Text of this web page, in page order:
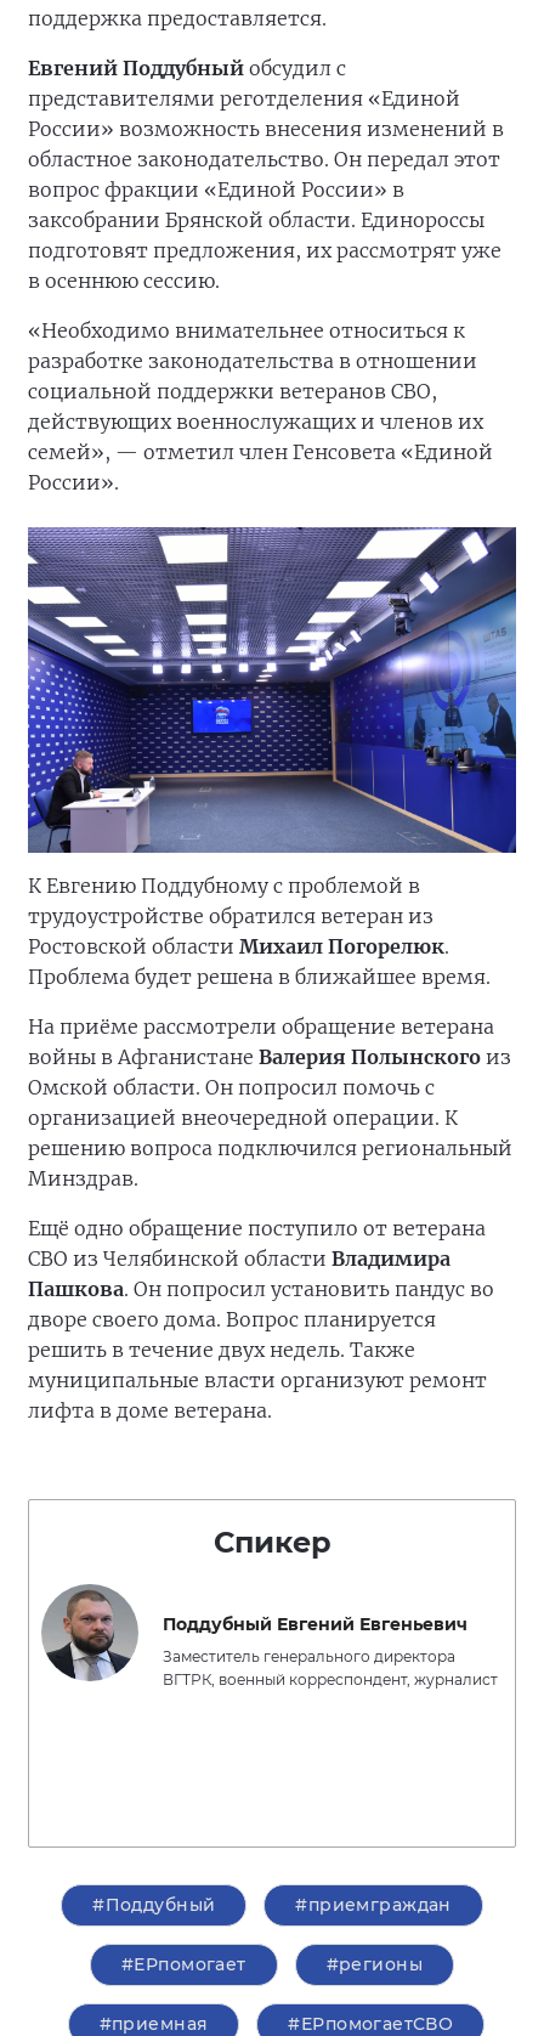
поддержка предоставляется.
Евгений Поддубный обсудил с
представителями реготделения «Единой
России» возможность внесения изменений в
областное законодательство. Он передал этот
вопрос фракции «Единой России» в
заксобрании Брянской области. Единороссы
подготовят предложения, их рассмотрят уже
в осеннюю сессию.
«Необходимо внимательнее относиться к
разработке законодательства в отношении
социальной поддержки ветеранов СВО,
действующих военнослужащих и членов их
семей», — отметил член Генсовета «Единой
России».
К Евгению Поддубному с проблемой в
трудоустройстве обратился ветеран из
Ростовской области Михаил Погорелюк.
Проблема будет решена в ближайшее время.
На приёме рассмотрели обращение ветерана
войны в Афганистане Валерия Полынского из
Омской области. Он попросил помочь с
организацией внеочередной операции. К
решению вопроса подключился региональный
Минздрав.
Ещё одно обращение поступило от ветерана
СВО из Челябинской области Владимира
Пашкова. Он попросил установить пандус во
дворе своего дома. Вопрос планируется
решить в течение двух недель. Также
муниципальные власти организуют ремонт
лифта в доме ветерана.
Спикер
Поддубный Евгений Евгеньевич
Заместитель генерального директора
ВГТРК, военный корреспондент, журналист
#Поддубный #приемграждан
#ЕРпомогает #регионы
#приемная #ЕРпомогаетСВО